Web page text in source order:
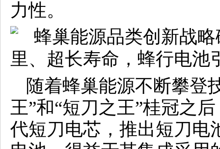
力性。
随着蜂巢能源不断攀登
王”和“短刀之王”桂冠之
代短刀电芯，推出短刀